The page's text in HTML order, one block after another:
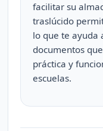
facilitar su
traslúcido
lo que te ayuda
documentos
práctica y
escuelas.